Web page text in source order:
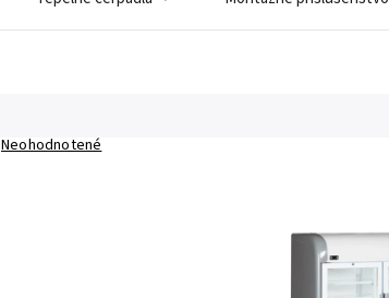
Neohodnotené